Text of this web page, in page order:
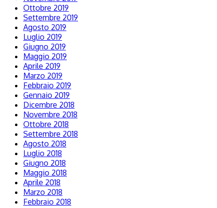
Ottobre 2019
Settembre 2019
Agosto 2019
Luglio 2019
Giugno 2019
Maggio 2019
Aprile 2019
Marzo 2019
Febbraio 2019
Gennaio 2019
Dicembre 2018
Novembre 2018
Ottobre 2018
Settembre 2018
Agosto 2018
Luglio 2018
Giugno 2018
Maggio 2018
Aprile 2018
Marzo 2018
Febbraio 2018